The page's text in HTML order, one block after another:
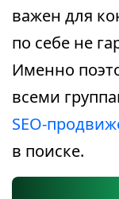
важен для
по себе не
Именно
всеми
SEO-
в поиске.